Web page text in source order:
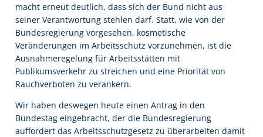
macht erneut deutlich, dass sich der Bund nicht aus
seiner Verantwortung stehlen darf. Statt, wie von der
Bundesregierung vorgesehen, kosmetische
Veränderungen im Arbeitsschutz vorzunehmen, ist die
Ausnahmeregelung für Arbeitsstätten mit
Publikumsverkehr zu streichen und eine Priorität von
Rauchverboten zu verankern.
Wir haben deswegen heute einen Antrag in den
Bundestag eingebracht, der die Bundesregierung
auffordert das Arbeitsschutzgesetz zu überarbeiten damit